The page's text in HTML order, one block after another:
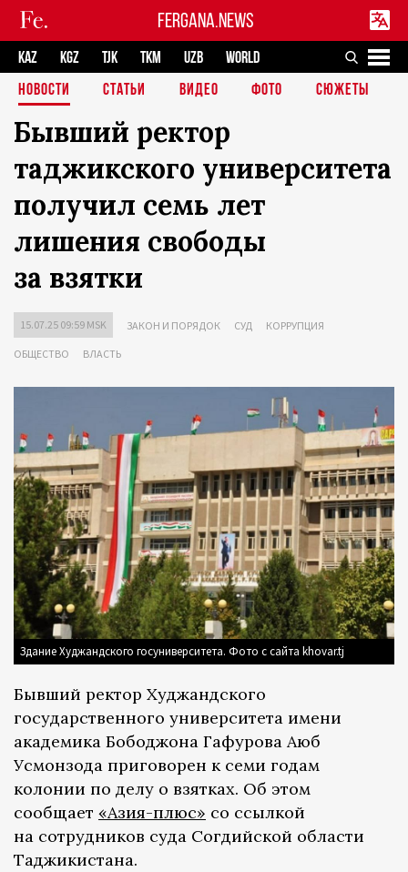
FERGANA.NEWS
KAZ KGZ TJK TKM UZB
WORLD
НОВОСТИ
СТАТЬИ ВИДЕО ФОТО СЮЖЕТЫ
Бывший ректор
таджикского университета
получил семь лет
лишения свободы
за взятки
15.07.25 09:59 MSK ЗАКОН И ПОРЯДОК СУД КОРРУПЦИЯ
ОБЩЕСТВО ВЛАСТЬ
Здание Худжандского госуниверситета. Фото с сайта khovar.tj
Бывший ректор Худжандского
государственного университета имени
академика Бободжона Гафурова Аюб
Усмонзода приговорен к семи годам
колонии по делу о взятках. Об этом
сообщает «Азия-плюс» со ссылкой
на сотрудников суда Согдийской области
Таджикистана.